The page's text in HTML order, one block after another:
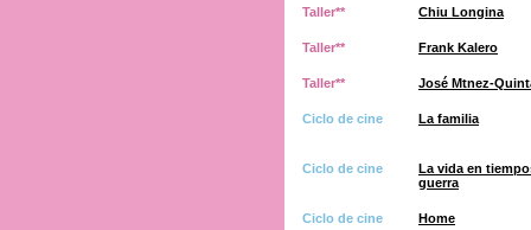
Taller** Chiu Longina
Taller** Frank Kalero
Taller** José Mtnez-
Ciclo de cine La familia
Ciclo de cine
La vida en
guerra
Ciclo de cine Home